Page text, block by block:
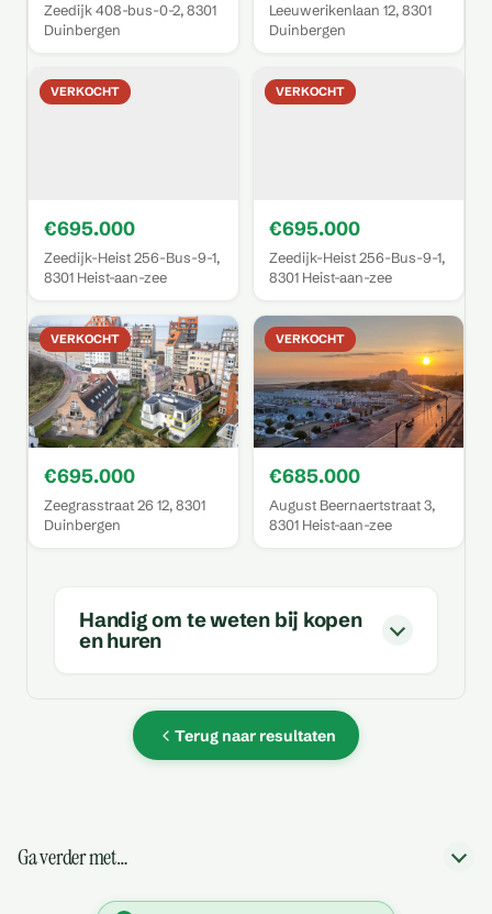
Zeedijk 408-bus-0-2, 8301
Duinbergen
Leeuwerikenlaan 12, 8301
Duinbergen
VERKOCHT
€695.000
Zeedijk-Heist 256-Bus-9-1,
8301 Heist-aan-zee
VERKOCHT
€695.000
Zeedijk-Heist 256-Bus-9-1,
8301 Heist-aan-zee
VERKOCHT
€695.000
Zeegrasstraat 26 12, 8301
Duinbergen
VERKOCHT
€685.000
August Beernaertstraat 3,
8301 Heist-aan-zee
Handig om te weten bij kopen
en huren
Terug naar resultaten
Ga verder met…